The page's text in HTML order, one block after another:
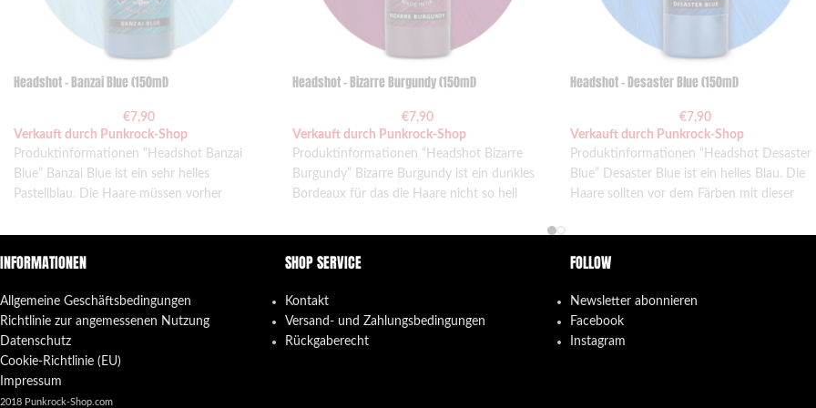
Headshot – Banzai Blue (150ml)
€7,90
Verkauft durch Punkrock-Shop
Produktinformationen “Headshot Banzai
Blue” Banzai Blue ist ein sehr helles
Pastellblau. Die Haare müssen vorher
Headshot – Bizarre Burgundy (150ml)
€7,90
Verkauft durch Punkrock-Shop
Produktinformationen “Headshot Bizarre
Burgundy” Bizarre Burgundy ist ein dunkles
Bordeaux für das die Haare nicht so hell
Headshot – Desaster Blue (150ml)
€7,90
Verkauft durch Punkrock-Shop
Produktinformationen “Headshot Desaster
Blue” Desaster Blue ist ein helles Blau. Die
Haare sollten vor dem Färben mit dieser
INFORMATIONEN
Allgemeine Geschäftsbedingungen
Richtlinie zur angemessenen Nutzung
Datenschutz
Cookie-Richtlinie (EU)
Impressum
SHOP SERVICE
Kontakt
Versand- und Zahlungsbedingungen
Rückgaberecht
FOLLOW
Newsletter abonnieren
Facebook
Instagram
2018 Punkrock-Shop.com